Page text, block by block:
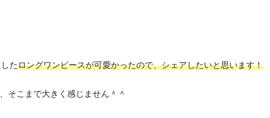
たロングワンピースが可愛かったので、シェアしたいと思います！
そこまで大きく感じません＾＾